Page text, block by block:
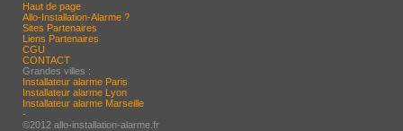
Haut de page
Allo-Installation-Alarme ?
Sites Partenaires
Liens Partenaires
CGU
CONTACT
Grandes villes :
Installateur alarme Paris
Installateur alarme Lyon
Installateur alarme Marseille
-
©2012 allo-installation-alarme.fr